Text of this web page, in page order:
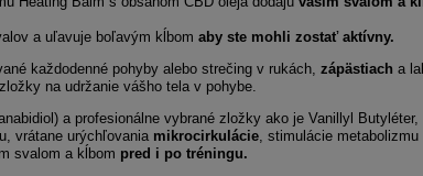
a uľavuje boľavým kĺbomaby ste mohli zostať aktívny.
každodenné pohyby alebo strečing v rukách,zápästiach a
na udržanie vášho tela v pohybe.
a profesionálne vybrané zložky ako je Vanillyl
vrátane urýchľovania mikrocirkulácie , stimulácie
svalom a kĺbom pred i po tréningu.